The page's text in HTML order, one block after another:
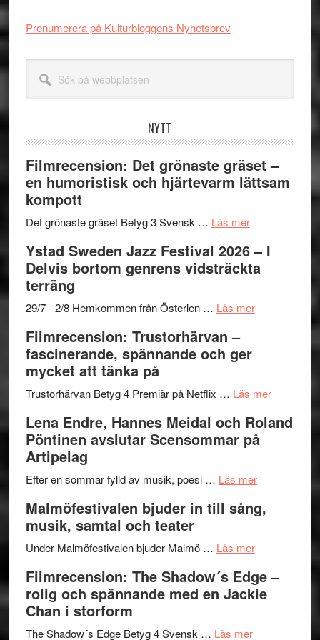
Prenumerera på Kulturbloggens Nyhetsbrev
webbplatsen
NYTT
Filmrecension: Det grönaste gräset –
en humoristisk och hjärtevarm lättsam
kompott
Det grönaste gräset Betyg 3 Svensk … Läs merom
Det
grönaste
–
och
lättsam
Ystad Sweden Jazz Festival 2026 – I
Delvis bortom genrens vidsträckta
terräng
29/7 - 2/8 Hemkommen från Österlen … Läs merom
2026
I
Delvis
genrens
terräng
Filmrecension: Trustorhärvan –
fascinerande, spännande och ger
mycket att tänka på
Trustorhärvan Betyg 4 Premiär på Netflix … Läs merom
på
Lena Endre, Hannes Meidal och Roland
Pöntinen avslutar Scensommar på
Artipelag
Efter en sommar fylld av musik, poesi … Läs merom
Endre,
Roland
Pöntinen
Malmöfestivalen bjuder in till sång,
musik, samtal och teater
Under Malmöfestivalen bjuder Malmö … Läs merom
bjuder
in
Filmrecension: The Shadow´s Edge –
rolig och spännande med en Jackie
Chan i storform
The Shadow´s Edge Betyg 4 Svensk … Läs merom